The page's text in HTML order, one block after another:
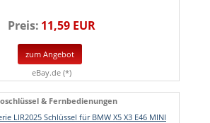
Preis: 11,59 EUR
zum Angebot
eBay.de (*)
& Fernbedienungen